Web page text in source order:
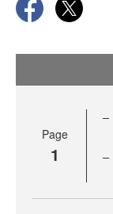
Page
1